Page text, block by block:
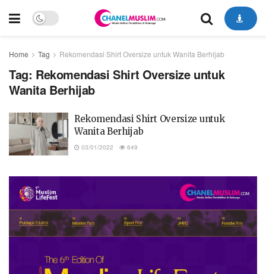
Home Tag Rekomendasi Shirt Oversize untuk Wanita Berhijab
Tag: Rekomendasi Shirt Oversize untuk
Wanita Berhijab
Rekomendasi Shirt Oversize untuk
Wanita Berhijab
03/01/2022 649